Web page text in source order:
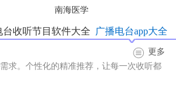
南海医学
广播电台app大全
台收听节目软件大全
更多
求。个性化的精准推荐，让每一次收听都